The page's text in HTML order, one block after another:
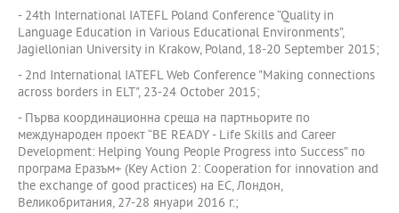
- 24th International IATEFL Poland Conference “Quality in
Language Education in Various Educational Environments”,
Jagiellonian University in Krakow, Poland, 18-20 September 2015;
- 2nd International IATEFL Web Conference "Making connections
across borders in ELT", 23-24 October 2015;
- Първа координационна среща на партньорите по
международен проект “BE READY - Life Skills and Career
Development: Helping Young People Progress into Success” по
програма Еразъм+ (Key Action 2: Cooperation for innovation and
the exchange of good practices) на ЕС, Лондон,
Великобритания, 27-28 януари 2016 г.;